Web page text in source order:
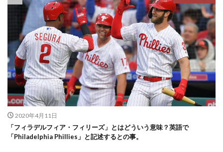
2020年4月11日
「フィラデルフィア・フィリーズ」とはどういう意味？英語で
「Philadelphia Phillies」と記述するとの事。